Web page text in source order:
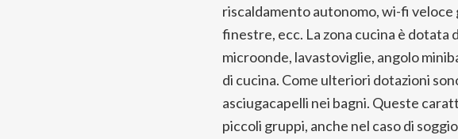
riscaldamento autonomo, wi-fi
finestre, ecc. La zona cucina è
microonde, lavastoviglie, angolo
di cucina. Come ulteriori dotazioni
asciugacapelli nei bagni. Queste
piccoli gruppi, anche nel caso di